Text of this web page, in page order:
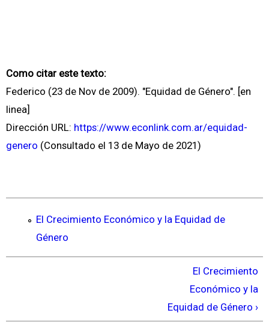
Como citar este texto:
Federico (23 de Nov de 2009). "Equidad de Género". [en
linea]
Dirección URL: https://www.econlink.com.ar/equidad-
genero (Consultado el 13 de Mayo de 2021)
El Crecimiento Económico y la Equidad de
Género
El Crecimiento
Económico y la
Equidad de Género ›